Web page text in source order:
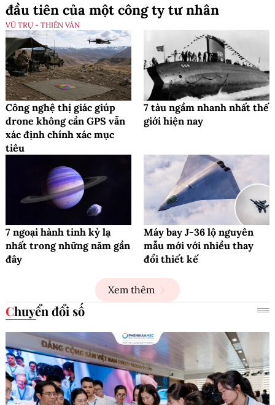
đầu tiên của một công ty tư nhân
VŨ TRỤ - THIÊN VĂN
Công nghệ thị giác giúp
drone không cần GPS vẫn
xác định chính xác mục
tiêu
7 tàu ngầm nhanh nhất thế
giới hiện nay
7 ngoại hành tinh kỳ lạ
nhất trong những năm gần
đây
Máy bay J-36 lộ nguyên
mẫu mới với nhiều thay
đổi thiết kế
Xem thêm
Chuyển đổi số